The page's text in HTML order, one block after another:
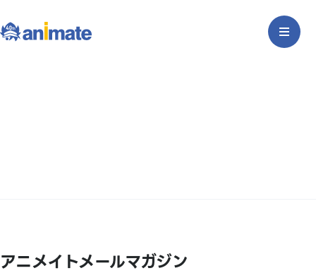
アニメイトメールマガジン